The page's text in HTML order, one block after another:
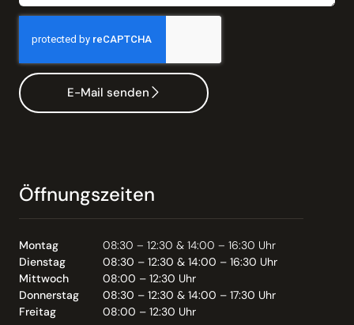
E-Mail senden
Öffnungszeiten
Montag
08:30 – 12:30 & 14:00 – 16:30 Uhr
Dienstag
08:30 – 12:30 & 14:00 – 16:30 Uhr
Mittwoch
08:00 – 12:30 Uhr
Donnerstag
08:30 – 12:30 & 14:00 – 17:30 Uhr
Freitag
08:00 – 12:30 Uhr